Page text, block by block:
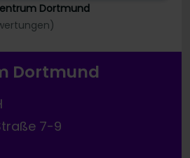
Dortmund
)
Dortmund
7-9